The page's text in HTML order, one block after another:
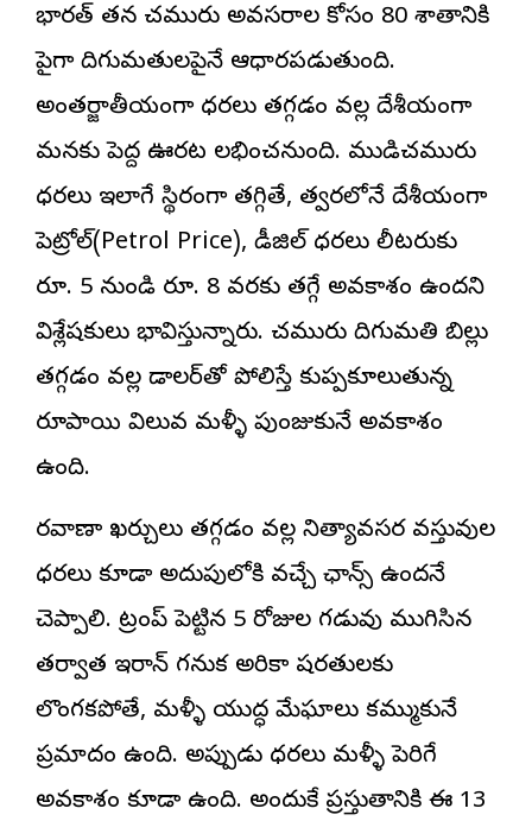
భారత్ తన చమురు అవసరాల కోసం 80 శాతానికి
పైగా దిగుమతులపైనే ఆధారపడుతుంది.
అంతర్జాతీయంగా ధరలు తగ్గడం వల్ల దేశీయంగా
మనకు పెద్ద ఊరట లభించనుంది. ముడిచమురు
ధరలు ఇలాగే స్థిరంగా తగ్గితే, త్వరలోనే దేశీయంగా
పెట్రోల్(Petrol Price), డీజిల్ ధరలు లీటరుకు
రూ. 5 నుండి రూ. 8 వరకు తగ్గే అవకాశం ఉందని
విశ్లేషకులు భావిస్తున్నారు. చమురు దిగుమతి బిల్లు
తగ్గడం వల్ల డాలర్‌తో పోలిస్తే కుప్పకూలుతున్న
రూపాయి విలువ మళ్ళీ పుంజుకునే అవకాశం
ఉంది.
రవాణా ఖర్చులు తగ్గడం వల్ల నిత్యావసర వస్తువుల
ధరలు కూడా అదుపులోకి వచ్చే ఛాన్స్ ఉందనే
చెప్పాలి. ట్రంప్ పెట్టిన 5 రోజుల గడువు ముగిసిన
తర్వాత ఇరాన్ గనుక అమెరికా షరతులకు
లొంగకపోతే, మళ్ళీ యుద్ధ మేఘాలు కమ్ముకునే
ప్రమాదం ఉంది. అప్పుడు ధరలు మళ్ళీ పెరిగే
అవకాశం కూడా ఉంది. అందుకే ప్రస్తుతానికి ఈ 13